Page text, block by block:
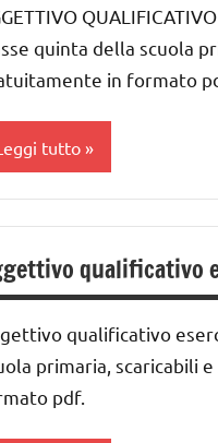
quinta della scuola
in formato
tutto
qualificativo
qualificativo
primaria, scaricabili
pdf.